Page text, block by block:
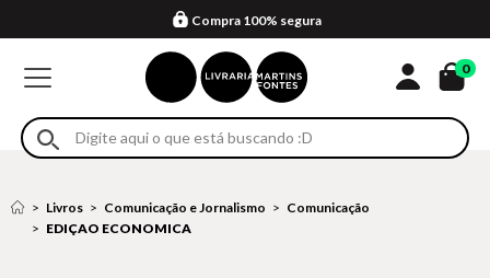
Formas de entrega
Compra 100% segura
Em até 4x sem juros no cartão*
Retire na loja
Eventos
0
Livros Comunicação e Jornalismo
Comunicação
EDIÇAO ECONOMICA